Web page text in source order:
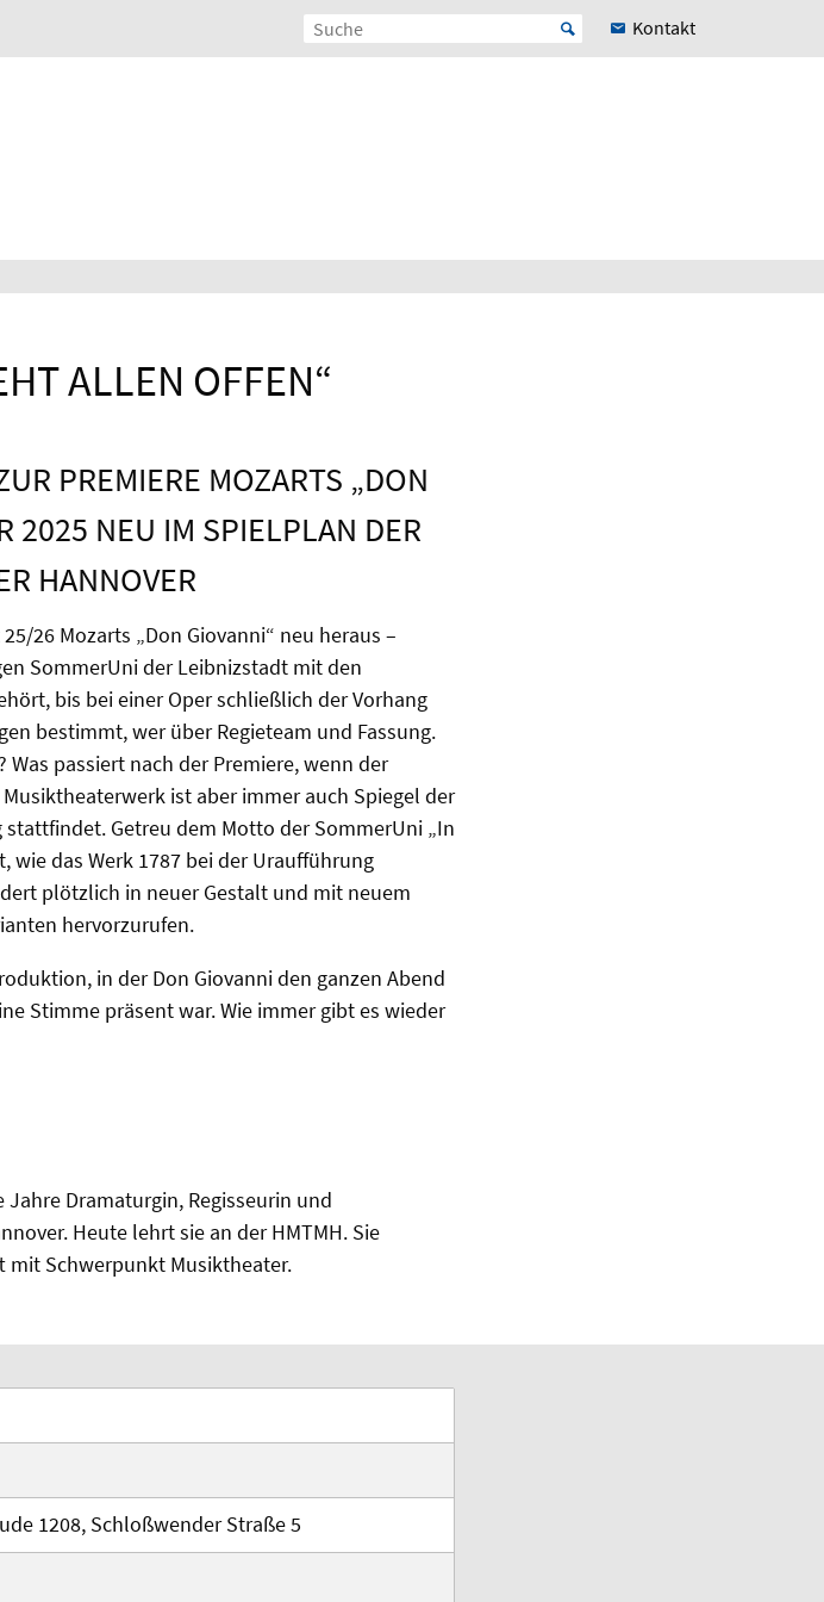
Kontakt
ALLEN OFFEN“
PREMIERE MOZARTS „DON
2025 NEU IM SPIELPLAN DER
HANNOVER
26 Mozarts „Don Giovanni“ neu heraus –
SommerUni der Leibnizstadt mit den
bis bei einer Oper schließlich der Vorhang
bestimmt, wer über Regieteam und Fassung.
passiert nach der Premiere, wenn der
ist aber immer auch Spiegel der
Getreu dem Motto der SommerUni „In
wie das Werk 1787 bei der Uraufführung
plötzlich in neuer Gestalt und mit neuem
hervorzurufen.
in der Don Giovanni den ganzen Abend
Stimme präsent war. Wie immer gibt es wieder
Dramaturgin, Regisseurin und
Heute lehrt sie an der HMTMH. Sie
Schwerpunkt Musiktheater.
1208, Schloßwender Straße 5